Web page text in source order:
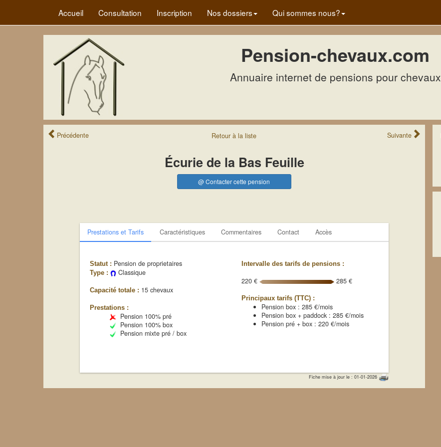
Accueil Consultation Inscription Nos dossiers Qui sommes nous?
Pension-chevaux.com
Annuaire internet de pensions pour chevaux
Précédente Retourà laliste Suivante
Écurie de la Bas Feuille
@ Contacter cette pension
Prestations et Tarifs Caractéristiques Commentaires Contact Accès
Statut : Pension de proprietaires
Type : Classique
Capacité totale : 15 chevaux
Prestations :
Pension 100% pré
Pension 100% box
Pension mixte pré / box
Intervalle des tarifs de pensions :
220 € 285 €
Principaux tarifs (TTC) :
Pension box : 285 €/mois
Pension box + paddock : 285 €/mois
Pension pré + box : 220 €/mois
Fiche mise à jour le : 01-01-2026